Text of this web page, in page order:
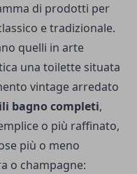
di prodotti per
e tradizionale.
quelli in arte
una toilette situata
vintage arredato
bagno completi,
o più raffinato,
più o meno
o champagne: